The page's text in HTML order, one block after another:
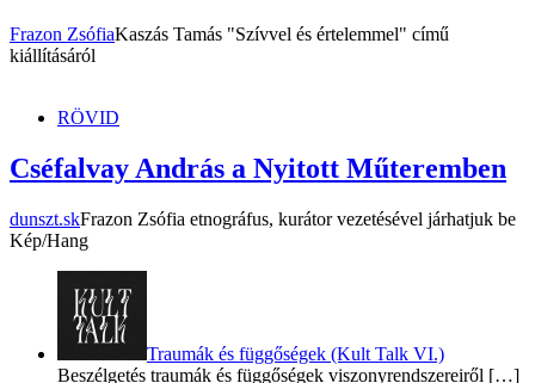
Frazon ZsófiaKaszás Tamás "Szívvel és értelemmel" című
kiállításáról
RÖVID
Cséfalvay András a Nyitott Műteremben
dunszt.skFrazon Zsófia etnográfus, kurátor vezetésével járhatjuk be
Kép/Hang
Traumák és függőségek (Kult Talk VI.)
Beszélgetés traumák és függőségek viszonyrendszereiről […]